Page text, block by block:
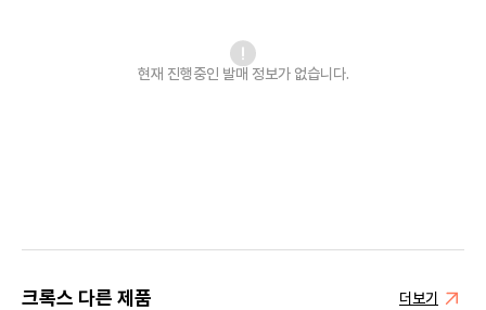
현재 진행중인 발매 정보가 없습니다.
크록스 다른 제품 더보기